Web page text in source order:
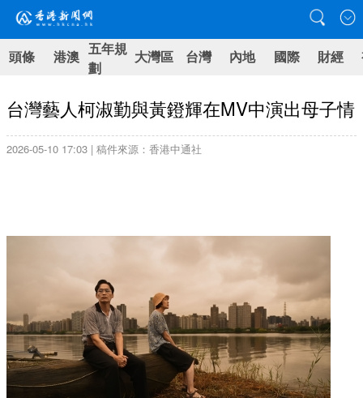
頭條 港澳 五年規
劃
大灣區 台灣 內地 國際 財經
台灣藝人柯淑勤與黃鐙輝在MV中演出母子情
2026-05-10 17:03 | 稿件來源：香港中通社